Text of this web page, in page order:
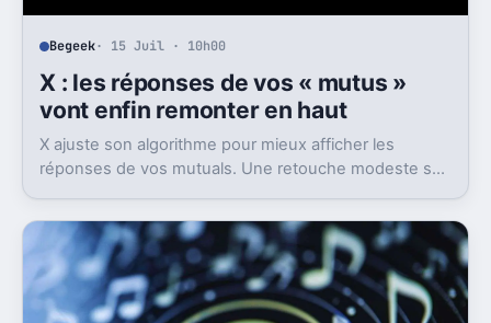
Begeek· 15 Juil · 10h00
X : les réponses de vos « mutus »
vont enfin remonter en haut
X ajuste son algorithme pour mieux afficher les
réponses de vos mutuals. Une retouche modeste sur